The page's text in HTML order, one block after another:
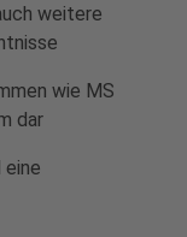
weitere
wie MS
dar